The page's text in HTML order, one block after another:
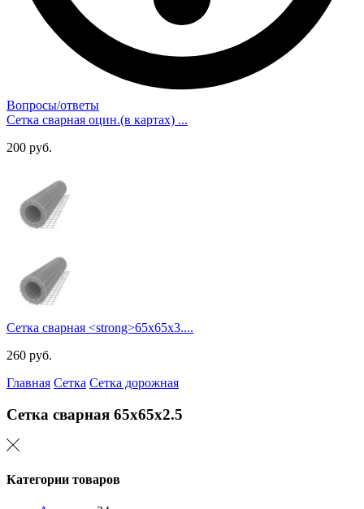
Вопросы/ответы
Сетка сварная оцин.(в картах) ...
200 руб.
Сетка сварная <strong>65х65х3....
260 руб.
Главная Сетка Сетка дорожная
Сетка сварная 65х65х2.5
Категории товаров